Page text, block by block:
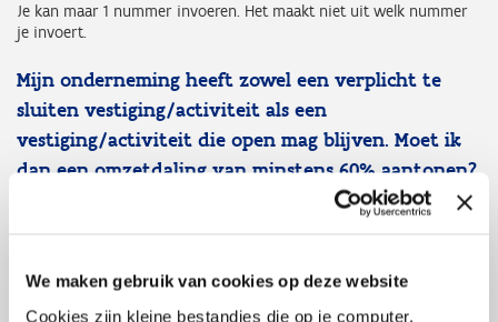
We maken gebruik van cookies op deze website
Cookies zijn kleine bestandjes die op je computer,
Je kan maar 1 nummer invoeren. Het maakt niet uit welk nummer
je invoert.
Mijn onderneming heeft zowel een verplicht te
sluiten vestiging/activiteit als een
vestiging/activiteit die open mag blijven. Moet ik
dan een omzetdaling van minstens 60% aantonen?
De steun wordt berekend op de omzet op ondernemingsniveau.
steun over de periode vanaf 1 februari 2021 tot en met de laatst
verplichte sluitingsdag (uiterlijk tot 28 februari 2021) en hoef je
geen omzetdaling van minstens 60% aan te tonen.